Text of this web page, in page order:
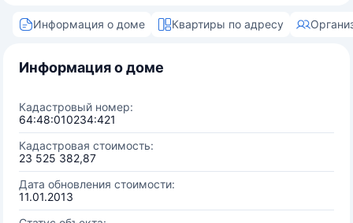
Информация о доме Квартиры по адресу
Информация о доме
Кадастровый номер:
64:48:010234:421
Кадастровая стоимость:
23 525 382,87
Дата обновления стоимости:
11.01.2013